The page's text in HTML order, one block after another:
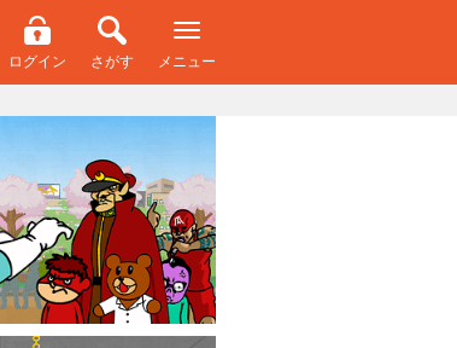
ログイン さがす メニュー